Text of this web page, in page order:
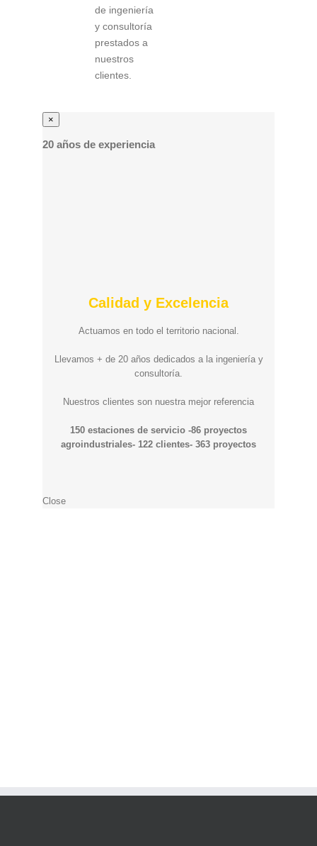
de ingeniería
y consultoría
prestados a
nuestros
clientes.
×
20 años de experiencia
Calidad y Excelencia
Actuamos en todo el territorio nacional.
Llevamos + de 20 años dedicados a la ingeniería y
consultoría.
Nuestros clientes son nuestra mejor referencia
150 estaciones de servicio -86 proyectos
agroindustriales- 122 clientes- 363 proyectos
Close